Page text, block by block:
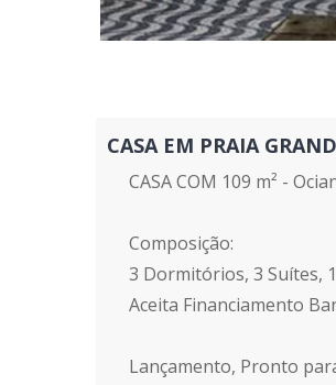
CASA EM PRAIA
CASA COM 109 m² -
Composição:
3 Dormitórios, 3 Suítes,
Aceita Financiamento
Lançamento, Pronto